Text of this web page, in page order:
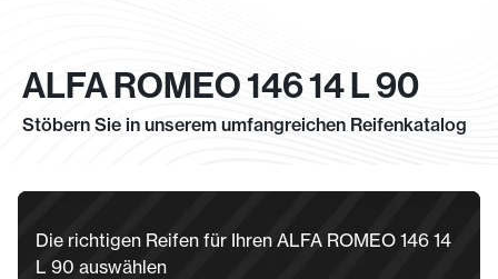
ALFA ROMEO 146 14 L 90
Stöbern Sie in unserem umfangreichen Reifenkatalog
Die richtigen Reifen für Ihren ALFA ROMEO 146 14
L 90 auswählen